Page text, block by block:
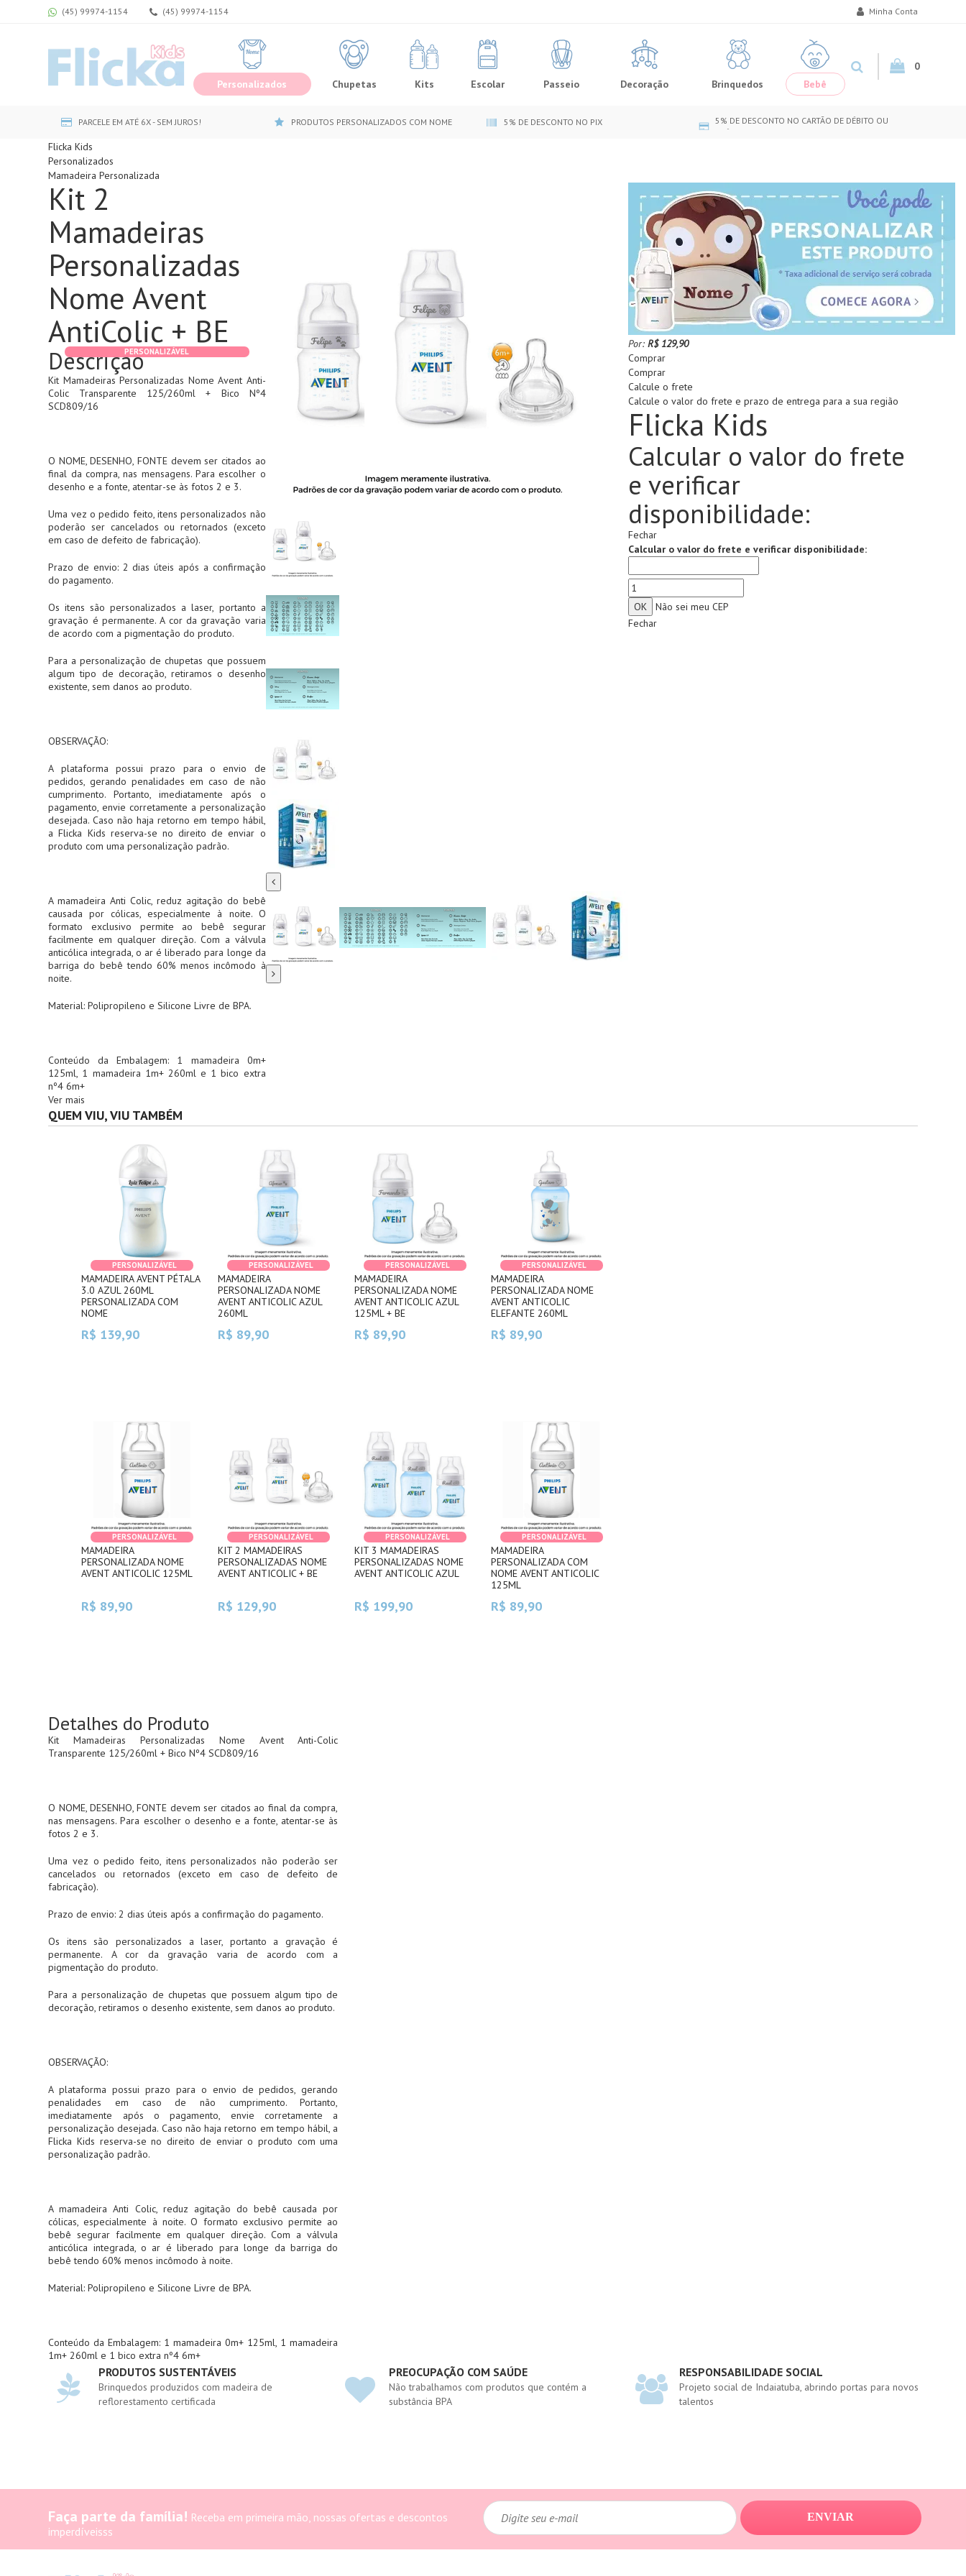
(45) 99974-1154 (45) 99974-1154 Minha Conta
Personalizados Chupetas Kits Escolar Passeio Decoração Brinquedos Bebê
0
PARCELE EM ATÉ 6X - SEM JUROS! PRODUTOS PERSONALIZADOS COM NOME 5% DE DESCONTO NO PIX
5% DE DESCONTO NO CARTÃO DE DÉBITO OU
CRÉDITO
Flicka Kids
Personalizados
Mamadeira Personalizada
Kit 2
Mamadeiras
Personalizadas
Nome Avent
AntiColic + BE
PERSONALIZÁVEL
Descrição
Kit Mamadeiras Personalizadas Nome Avent Anti-
Colic Transparente 125/260ml + Bico Nº4
SCD809/16
O NOME, DESENHO, FONTE devem ser citados ao
final da compra, nas mensagens. Para escolher o
desenho e a fonte, atentar-se às fotos 2 e 3.
Uma vez o pedido feito, itens personalizados não
poderão ser cancelados ou retornados (exceto
em caso de defeito de fabricação).
Prazo de envio: 2 dias úteis após a confirmação
do pagamento.
Os itens são personalizados a laser, portanto a
gravação é permanente. A cor da gravação varia
de acordo com a pigmentação do produto.
Para a personalização de chupetas que possuem
algum tipo de decoração, retiramos o desenho
existente, sem danos ao produto.
OBSERVAÇÃO:
A plataforma possui prazo para o envio de
pedidos, gerando penalidades em caso de não
cumprimento. Portanto, imediatamente após o
pagamento, envie corretamente a personalização
desejada. Caso não haja retorno em tempo hábil,
a Flicka Kids reserva-se no direito de enviar o
produto com uma personalização padrão.
A mamadeira Anti Colic, reduz agitação do bebê
causada por cólicas, especialmente à noite. O
formato exclusivo permite ao bebê segurar
facilmente em qualquer direção. Com a válvula
anticólica integrada, o ar é liberado para longe da
barriga do bebê tendo 60% menos incômodo à
noite.
Material: Polipropileno e Silicone Livre de BPA.
Conteúdo da Embalagem: 1 mamadeira 0m+
125ml, 1 mamadeira 1m+ 260ml e 1 bico extra
nº4 6m+
Ver mais
Por: R$ 129,90
Comprar
Comprar
Calcule o frete
Calcule o valor do frete e prazo de entrega para a sua região
Flicka Kids
Calcular o valor do frete
e verificar
disponibilidade:
Fechar
Calcular o valor do frete e verificar disponibilidade:
Não sei meu CEP
Fechar
QUEM VIU, VIU TAMBÉM
PERSONALIZÁVEL
MAMADEIRA AVENT PÉTALA
3.0 AZUL 260ML
PERSONALIZADA COM
NOME
R$ 139,90
PERSONALIZÁVEL
MAMADEIRA
PERSONALIZADA NOME
AVENT ANTICOLIC 125ML
R$ 89,90
PERSONALIZÁVEL
MAMADEIRA
PERSONALIZADA NOME
AVENT ANTICOLIC AZUL
260ML
R$ 89,90
PERSONALIZÁVEL
KIT 2 MAMADEIRAS
PERSONALIZADAS NOME
AVENT ANTICOLIC + BE
R$ 129,90
PERSONALIZÁVEL
MAMADEIRA
PERSONALIZADA NOME
AVENT ANTICOLIC AZUL
125ML + BE
R$ 89,90
PERSONALIZÁVEL
KIT 3 MAMADEIRAS
PERSONALIZADAS NOME
AVENT ANTICOLIC AZUL
R$ 199,90
PERSONALIZÁVEL
MAMADEIRA
PERSONALIZADA NOME
AVENT ANTICOLIC
ELEFANTE 260ML
R$ 89,90
PERSONALIZÁVEL
MAMADEIRA
PERSONALIZADA COM
NOME AVENT ANTICOLIC
125ML
R$ 89,90
Detalhes do Produto
Kit Mamadeiras Personalizadas Nome Avent Anti-Colic
Transparente 125/260ml + Bico Nº4 SCD809/16
O NOME, DESENHO, FONTE devem ser citados ao final da compra,
nas mensagens. Para escolher o desenho e a fonte, atentar-se às
fotos 2 e 3.
Uma vez o pedido feito, itens personalizados não poderão ser
cancelados ou retornados (exceto em caso de defeito de
fabricação).
Prazo de envio: 2 dias úteis após a confirmação do pagamento.
Os itens são personalizados a laser, portanto a gravação é
permanente. A cor da gravação varia de acordo com a
pigmentação do produto.
Para a personalização de chupetas que possuem algum tipo de
decoração, retiramos o desenho existente, sem danos ao produto.
OBSERVAÇÃO:
A plataforma possui prazo para o envio de pedidos, gerando
penalidades em caso de não cumprimento. Portanto,
imediatamente após o pagamento, envie corretamente a
personalização desejada. Caso não haja retorno em tempo hábil, a
Flicka Kids reserva-se no direito de enviar o produto com uma
personalização padrão.
A mamadeira Anti Colic, reduz agitação do bebê causada por
cólicas, especialmente à noite. O formato exclusivo permite ao
bebê segurar facilmente em qualquer direção. Com a válvula
anticólica integrada, o ar é liberado para longe da barriga do
bebê tendo 60% menos incômodo à noite.
Material: Polipropileno e Silicone Livre de BPA.
Conteúdo da Embalagem: 1 mamadeira 0m+ 125ml, 1 mamadeira
1m+ 260ml e 1 bico extra nº4 6m+
PRODUTOS SUSTENTÁVEIS
Brinquedos produzidos com madeira de
reflorestamento certificada
PREOCUPAÇÃO COM SAÚDE
Não trabalhamos com produtos que contém a
substância BPA
RESPONSABILIDADE SOCIAL
Projeto social de Indaiatuba, abrindo portas para novos
talentos
Faça parte da família! Receba em primeira mão, nossas ofertas e descontos
imperdíveisss
ENVIAR